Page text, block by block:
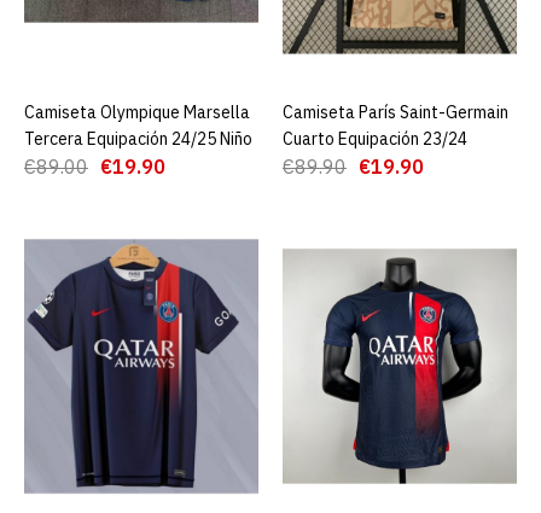
Camiseta Olympique
Authentic
AGREGAR AL CARRO
ADD TO COMPARE
ADD TO WISHLIST
Camiseta Olympique
Marsella Segunda
Equipación 24/25 Niño
AGREGAR AL CARRO
Camiseta Olympique Marsella
Tercera Equipación 24/25 Niño
€89.00 €19.90
AGREGAR AL CARRO
Camiseta París Saint-Germain
Cuarto Equipación 23/24
€89.90 €19.90